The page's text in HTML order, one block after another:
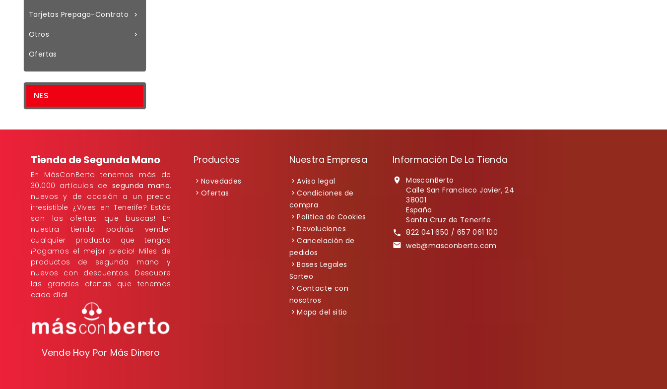

Tarjetas Prepago-Contrato

Otros
Ofertas
NES
Tienda de Segunda Mano
En MásConBerto tenemos más de
30.000 artículos de segunda mano,
nuevos y de ocasión a un precio
irresistible ¿Vives en Tenerife? Estás
son las ofertas que buscas! En
nuestra tienda podrás vender
cualquier producto que tengas
¡Pagamos el mejor precio! Miles de
productos de segunda mano y
nuevos con descuentos. Descubre
las grandes ofertas que tenemos
cada día!
Vende Hoy Por Más Dinero
Productos
Novedades
Ofertas
Nuestra Empresa
Aviso legal
Condiciones de
compra
Política de Cookies
Devoluciones
Cancelación de
pedidos
Bases Legales
Sorteo
Contacte con
nosotros
Mapa del sitio
Información De La Tienda

MasconBerto
Calle San Francisco Javier, 24
38001
España
Santa Cruz de Tenerife
 822 041 650 / 657 061 100
 web@masconberto.com